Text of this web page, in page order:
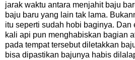
jarak waktu antara menjahit baju
baju baru yang lain tak lama.
itu seperti sudah hobi baginya. Dan
kali api pun menghabiskan bagian
pada tempat tersebut diletakkan
bisa dipastikan bajunya habis